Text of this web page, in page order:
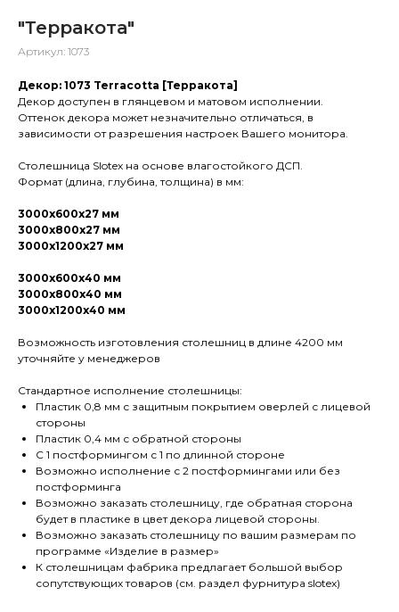
"Терракота"
Артикул: 1073
Декор: 1073 Terracotta [Терракота]
Декор доступен в глянцевом и матовом исполнении.
Оттенок декора может незначительно отличаться, в
зависимости от разрешения настроек Вашего монитора.
Столешница Slotex на основе влагостойкого ДСП.
Формат (длина, глубина, толщина) в мм:
3000х600х27 мм
3000х800х27 мм
3000х1200х27 мм
3000х600х40 мм
3000х800х40 мм
3000х1200х40 мм
Возможность изготовления столешниц в длине 4200 мм
уточняйте у менеджеров
Стандартное исполнение столешницы:
Пластик 0,8 мм с защитным покрытием оверлей с лицевой
стороны
Пластик 0,4 мм с обратной стороны
С 1 постформингом с 1 по длинной стороне
Возможно исполнение с 2 постформингами или без
постформинга
Возможно заказать столешницу, где обратная сторона
будет в пластике в цвет декора лицевой стороны.
Возможно заказать столешницу по вашим размерам по
программе «Изделие в размер»
К столешницам фабрика предлагает большой выбор
сопутствующих товаров (см. раздел фурнитура slotex)